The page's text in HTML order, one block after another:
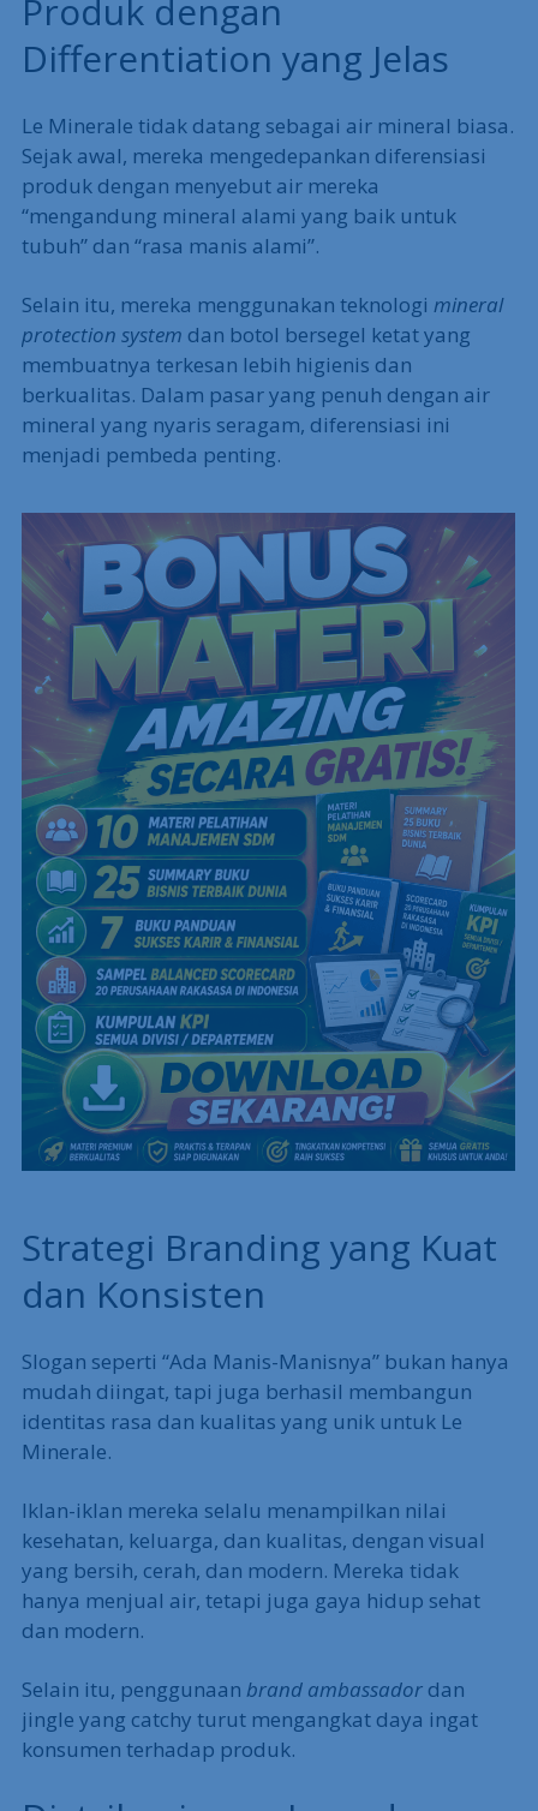
Produk dengan
Differentiation yang Jelas
Le Minerale tidak datang sebagai air mineral biasa.
Sejak awal, mereka mengedepankan diferensiasi
produk dengan menyebut air mereka
“mengandung mineral alami yang baik untuk
tubuh” dan “rasa manis alami”.
Selain itu, mereka menggunakan teknologi mineral
protection system dan botol bersegel ketat yang
membuatnya terkesan lebih higienis dan
berkualitas. Dalam pasar yang penuh dengan air
mineral yang nyaris seragam, diferensiasi ini
menjadi pembeda penting.
Strategi Branding yang Kuat
dan Konsisten
Slogan seperti “Ada Manis-Manisnya” bukan hanya
mudah diingat, tapi juga berhasil membangun
identitas rasa dan kualitas yang unik untuk Le
Minerale.
Iklan-iklan mereka selalu menampilkan nilai
kesehatan, keluarga, dan kualitas, dengan visual
yang bersih, cerah, dan modern. Mereka tidak
hanya menjual air, tetapi juga gaya hidup sehat
dan modern.
Selain itu, penggunaan brand ambassadordan
jingle yang catchy turut mengangkat daya ingat
konsumen terhadap produk.